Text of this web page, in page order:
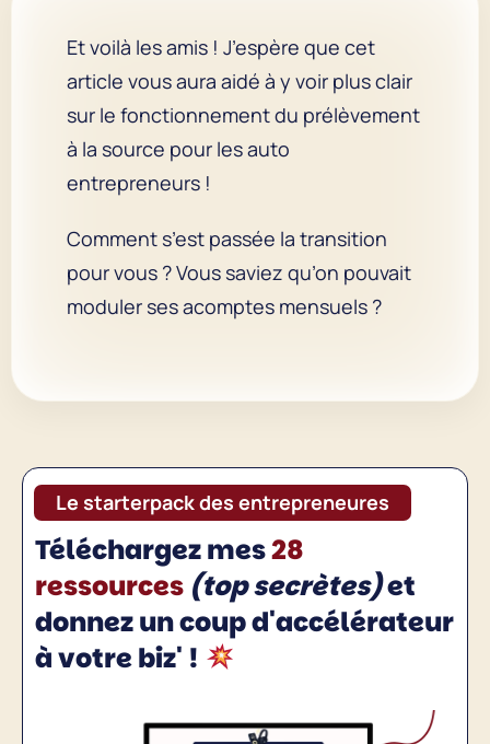
Et voilà les amis ! J’espère que cet
article vous aura aidé à y voir plus clair
sur le fonctionnement du prélèvement
à la source pour les auto
entrepreneurs !
Comment s’est passée la transition
pour vous ? Vous saviez qu’on pouvait
moduler ses acomptes mensuels ?
Le starterpack des entrepreneures
Téléchargez mes28
ressources (top secrètes)et
donnez un coup d'accélérateur
à votre biz' !